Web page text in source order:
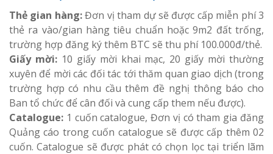
Thẻ gian hàng:Đơn vị tham dự sẽ được cấp miễn phí 3
thẻ ra vào/gian hàng tiêu chuẩn hoặc 9m2 đất trống,
trường hợp đăng ký thêm BTC sẽ thu phí 100.000đ/thẻ.
Giấy mời:10 giấy mời khai mạc, 20 giấy mời thường
xuyên để mời các đối tác tới thăm quan giao dịch (trong
trường hợp có nhu cầu thêm đề nghị thông báo cho
Ban tổ chức để cân đối và cung cấp them nếu được).
Catalogue: 1 cuốn catalogue, Đơn vị có tham gia đăng
Quảng cáo trong cuốn catalogue sẽ được cấp thêm 02
cuốn. Catalogue sẽ được phát có chọn lọc tại triển lãm